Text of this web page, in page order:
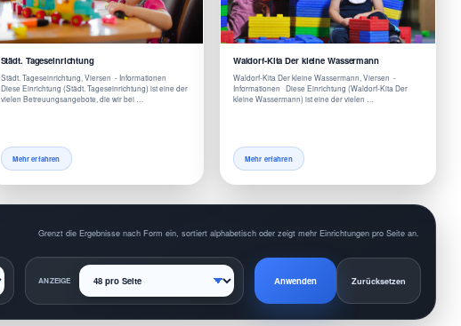
Städt. Tageseinrichtung
Städt. Tageseinrichtung, Viersen - Informationen
Diese Einrichtung (Städt. Tageseinrichtung) ist eine der
vielen Betreuungsangebote, die wir bei …
Mehr erfahren
Waldorf-Kita Der kleine Wassermann
Waldorf-Kita Der kleine Wassermann, Viersen -
Informationen Diese Einrichtung (Waldorf-Kita Der
kleine Wassermann) ist eine der vielen …
Mehr erfahren
Grenzt die Ergebnisse nach Form ein, sortiert alphabetisch oder zeigt mehr Einrichtungen pro Seite an.
ANZEIGE Anwenden Zurücksetzen